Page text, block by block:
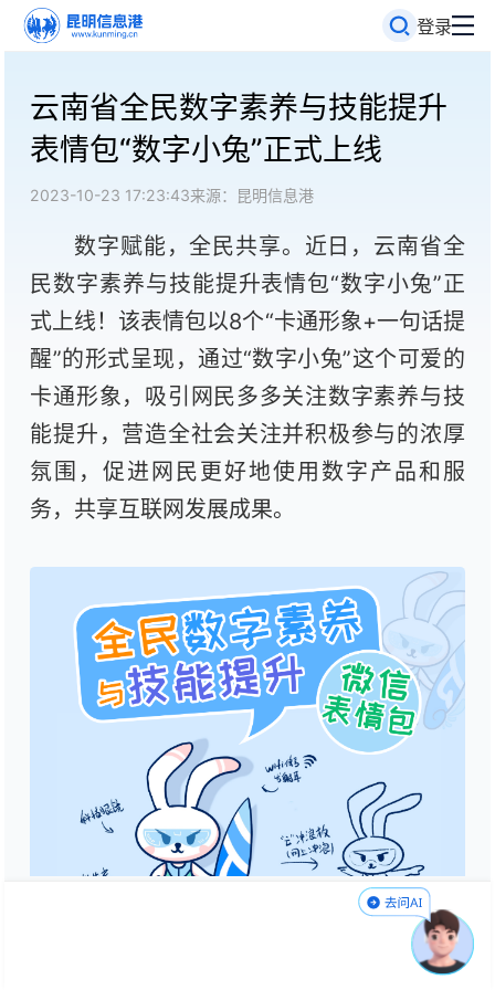
登录
云南省全民数字素养与技能提升
表情包“数字小兔”正式上线
2023-10-23 17:23:43来源：昆明信息港
数字赋能，全民共享。近日，云南省全
民数字素养与技能提升表情包“数字小兔”正
式上线！该表情包以8个“卡通形象+一句话提
醒”的形式呈现，通过“数字小兔”这个可爱的
卡通形象，吸引网民多多关注数字素养与技
能提升，营造全社会关注并积极参与的浓厚
氛围，促进网民更好地使用数字产品和服
务，共享互联网发展成果。